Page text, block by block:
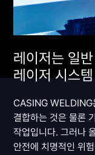
레이저는 일
레이저 시스
CASING WELDING
결합하는 것은 물론
작업입니다. 그러나
안전에 치명적인 위